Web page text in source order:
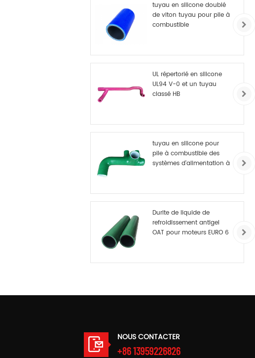
tuyau en silicone doublé
de viton tuyau pour pile à
combustible
UL répertorié en silicone
UL94 V-0 et un tuyau
classé HB
tuyau en silicone pour
pile à combustible des
systèmes d'alimentation à
Durite de liquide de
refroidissement antigel
OAT pour moteurs EURO 6
NOUS CONTACTER
+86 13959226826